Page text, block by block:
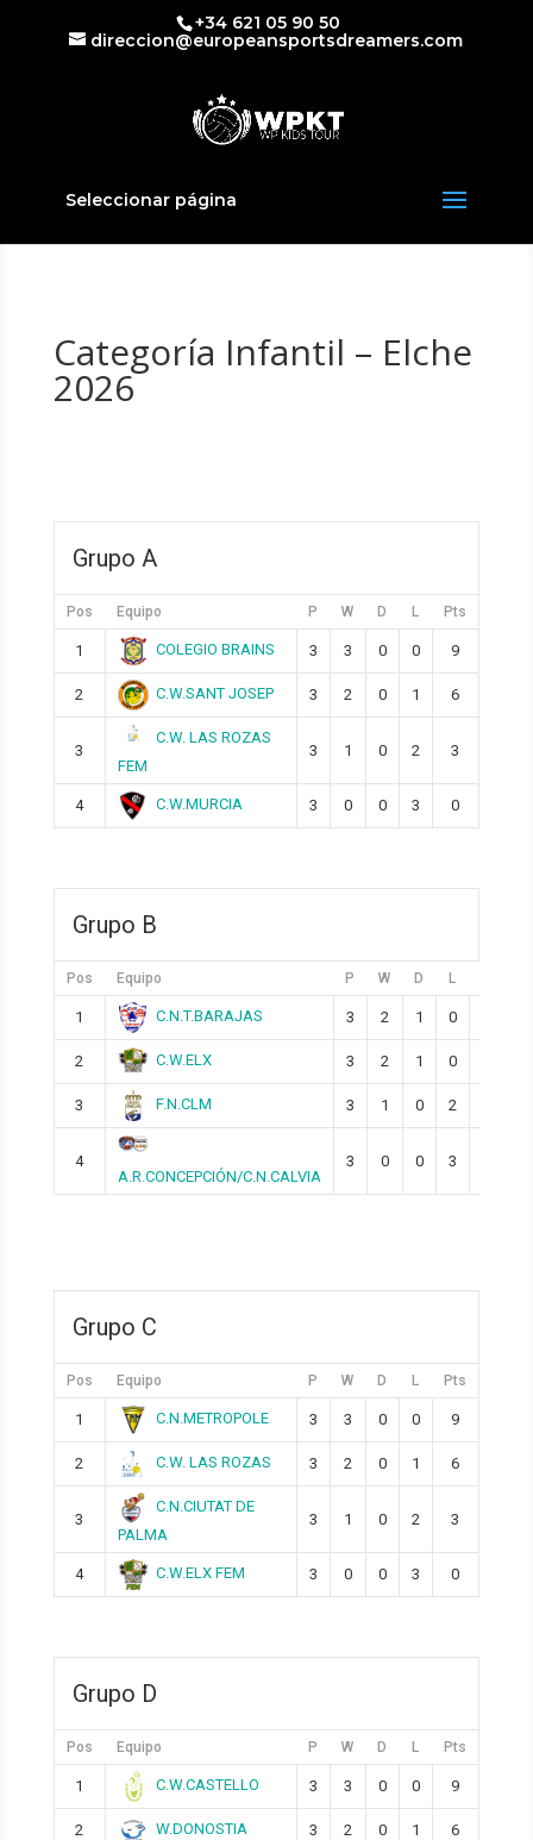
+34 621 05 90 50
direccion@europeansportsdreamers.com
Seleccionar página
Categoría Infantil – Elche
2026
Grupo A
Pos Equipo P W D L Pts
1 COLEGIO BRAINS 3 3 0 0 9
2 C.W.SANT JOSEP 3 2 0 1 6
3
C.W. LAS ROZAS
FEM
3 1 0 2 3
4 C.W.MURCIA 3 0 0 3 0
Grupo B
Pos Equipo P W D L
1 C.N.T.BARAJAS 3 2 1 0
2 C.W.ELX 3 2 1 0
3 F.N.CLM 3 1 0 2
4
A.R.CONCEPCIÓN/C.N.CALVIA
3 0 0 3
Grupo C
Pos Equipo P W D L Pts
1 C.N.METROPOLE 3 3 0 0 9
2 C.W. LAS ROZAS 3 2 0 1 6
3
C.N.CIUTAT DE
PALMA
3 1 0 2 3
4 C.W.ELX FEM 3 0 0 3 0
Grupo D
Pos Equipo P W D L Pts
1 C.W.CASTELLO 3 3 0 0 9
2 W.DONOSTIA 3 2 0 1 6